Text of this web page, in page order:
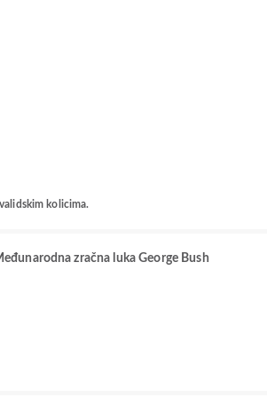
kolicima.
zračna luka George Bush